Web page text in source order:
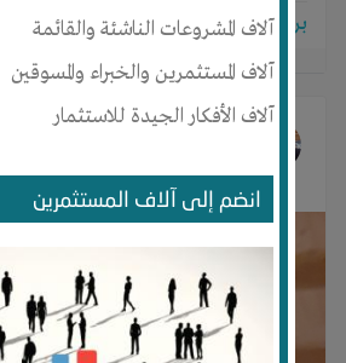
آلاف المشروعات الناشئة والقائمة
آلاف المستثمرين والخبراء والمسوقين
آلاف الأفكار الجيدة للاستثمار
انضم إلى آلاف المستثمرين
برجاء تسجيل الدخول للتواصل!